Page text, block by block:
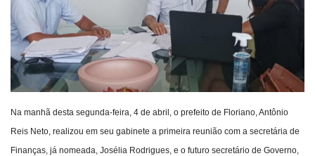
Contato
Na manhã desta segunda-feira, 4 de abril, o prefeito de Floriano, Antônio
Reis Neto, realizou em seu gabinete a primeira reunião com a secretária de
Finanças, já nomeada, Josélia Rodrigues, e o futuro secretário de Governo,